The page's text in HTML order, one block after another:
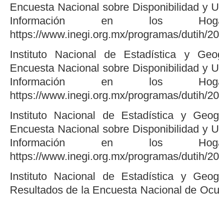
Encuesta Nacional sobre Disponibilidad y
Información en los
https://www.inegi.org.mx/programas/dutih/
Instituto Nacional de Estadística y
Encuesta Nacional sobre Disponibilidad y
Información en los
https://www.inegi.org.mx/programas/dutih/
Instituto Nacional de Estadística y
Encuesta Nacional sobre Disponibilidad y
Información en los
https://www.inegi.org.mx/programas/dutih/
Instituto Nacional de Estadística y
Resultados de la Encuesta Nacional de